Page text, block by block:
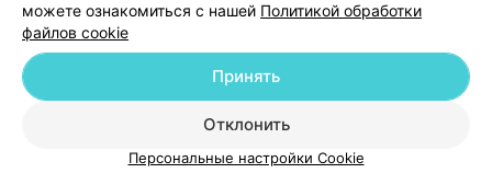
© 2026 ООО «Артокс Лаб», УНП 191700409
| 220012, Республика Беларусь,
г. Минск, улица Толбухина, 2, пом. 16 | help@103.by
Служба поддержки +375 291212755
можете ознакомиться с нашей Политикой обработки
файлов cookie
Отклонить
Принять
Персональные настройки Cookie